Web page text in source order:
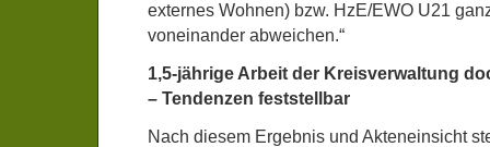
externes Wohnen) bzw. HzE/EWO U21
voneinander abweichen.“
1,5-jährige Arbeit der Kreisverwaltung
– Tendenzen feststellbar
Nach diesem Ergebnis und Akteneinsicht